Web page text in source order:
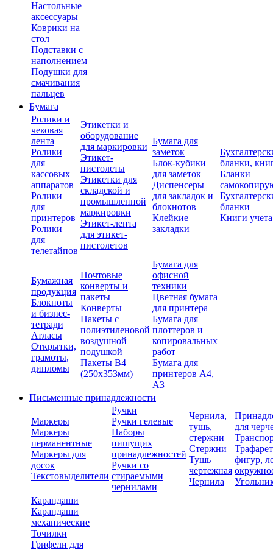
Настольные
аксессуары
Коврики на
стол
Подставки с
наполнением
Подушки для
смачивания
пальцев
Бумага
Ролики и
чековая
лента
Ролики
для
кассовых
аппаратов
Ролики
для
принтеров
Ролики
для
телетайпов
Этикетки и
оборудование
для маркировки
Этикет-
пистолеты
Этикетки для
складской и
промышленной
маркировки
Этикет-лента
для этикет-
пистолетов
Бумага для
заметок
Блок-кубики
для заметок
Диспенсеры
для закладок и
блокнотов
Клейкие
закладки
бланки,
Бланки
бланки
Книги учета
Бумажная
продукция
Блокноты
и бизнес-
тетради
Атласы
Открытки,
грамоты,
дипломы
Почтовые
конверты и
пакеты
Конверты
Пакеты с
полиэтиленовой
воздушной
подушкой
Пакеты В4
(250х353мм)
Бумага для
офисной
техники
Цветная бумага
для принтера
Бумага для
плоттеров и
копировальных
работ
Бумага для
принтеров А4,
А3
Письменные принадлежности
Маркеры
Маркеры
перманентные
Маркеры для
досок
Текстовыделители
Ручки
Ручки гелевые
Наборы
пишущих
принадлежностей
Ручки со
стираемыми
чернилами
Чернила,
тушь,
стержни
Стержни
Тушь
чертежная
Чернила
для
фигур,
Карандаши
Карандаши
механические
Точилки
Грифели для